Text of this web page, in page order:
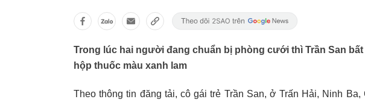
Trong lúc hai người đang chuẩn bị phòng cưới thì Trần San
hộp thuốc màu xanh lam
Theo thông tin đăng tải, cô gái trẻ Trần San, ở Trấn Hải, Ninh Ba,